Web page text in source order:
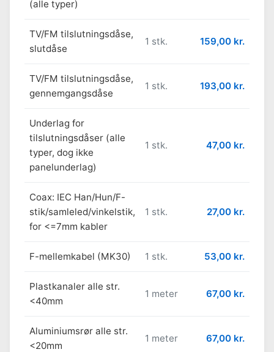
(alle typer)
TV/FM tilslutningsdåse,
slutdåse
1 stk. 159,00 kr.
TV/FM tilslutningsdåse,
gennemgangsdåse
1 stk. 193,00 kr.
Underlag for
tilslutningsdåser (alle
typer, dog ikke
panelunderlag)
1 stk. 47,00 kr.
Coax: IEC Han/Hun/F-
stik/samleled/vinkelstik,
for <=7mm kabler
1 stk. 27,00 kr.
F-mellemkabel (MK30) 1 stk. 53,00 kr.
Plastkanaler alle str.
<40mm
1 meter 67,00 kr.
Aluminiumsrør alle str.
<20mm
1 meter 67,00 kr.